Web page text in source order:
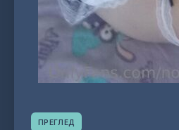
ПРЕГЛЕД